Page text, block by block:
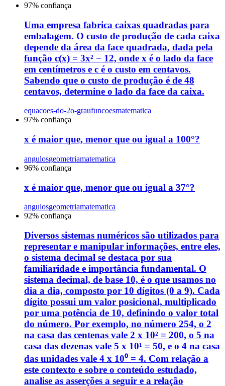
97% confiança
Uma empresa fabrica caixas quadradas para
embalagem. O custo de produção de cada caixa
depende da área da face quadrada, dada pela
função c(x) = 3x² − 12, onde x é o lado da face
em centímetros e c é o custo em centavos.
Sabendo que o custo de produção é de 48
centavos, determine o lado da face da caixa.
equacoes-do-2o-graufuncoesmatematica
97% confiança
x é maior que, menor que ou igual a 100°?
angulosgeometriamatematica
96% confiança
x é maior que, menor que ou igual a 37°?
angulosgeometriamatematica
92% confiança
Diversos sistemas numéricos são utilizados para
representar e manipular informações, entre eles,
o sistema decimal se destaca por sua
familiaridade e importância fundamental. O
sistema decimal, de base 10, é o que usamos no
dia a dia, composto por 10 dígitos (0 a 9). Cada
dígito possui um valor posicional, multiplicado
por uma potência de 10, definindo o valor total
do número. Por exemplo, no número 254, o 2
na casa das centenas vale 2 x 10² = 200, o 5 na
casa das dezenas vale 5 x 10¹ = 50, e o 4 na casa
das unidades vale 4 x 10⁰ = 4. Com relação a
este contexto e sobre o conteúdo estudado,
analise as asserções a seguir e a relação